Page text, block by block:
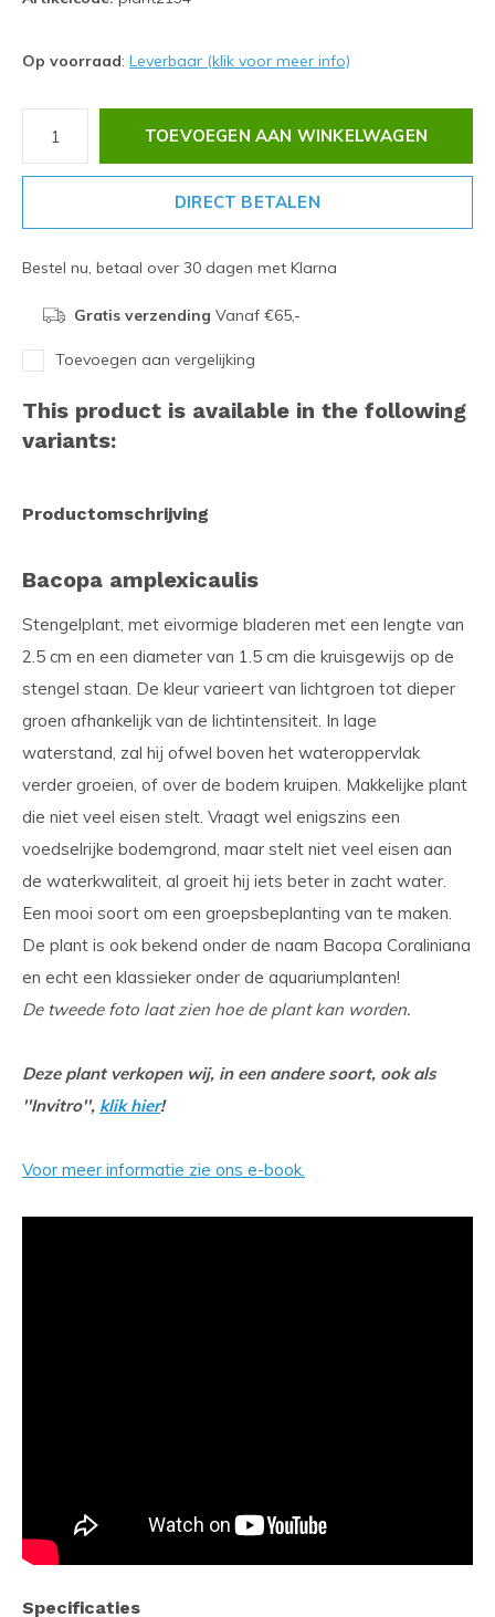
Op voorraad: Leverbaar (klik voor meer info)
TOEVOEGEN AAN WINKELWAGEN
DIRECT BETALEN
Bestel nu, betaal over 30 dagen met Klarna
Gratis verzending Vanaf €65,-
Toevoegen aan vergelijking
This product is available in the following
variants:
Productomschrijving
Bacopa amplexicaulis
Stengelplant, met eivormige bladeren met een lengte van
2.5 cm en een diameter van 1.5 cm die kruisgewijs op de
stengel staan. De kleur varieert van lichtgroen tot dieper
groen afhankelijk van de lichtintensiteit. In lage
waterstand, zal hij ofwel boven het wateroppervlak
verder groeien, of over de bodem kruipen. Makkelijke plant
die niet veel eisen stelt. Vraagt wel enigszins een
voedselrijke bodemgrond, maar stelt niet veel eisen aan
de waterkwaliteit, al groeit hij iets beter in zacht water.
Een mooi soort om een groepsbeplanting van te maken.
De plant is ook bekend onder de naam Bacopa Coraliniana
en echt een klassieker onder de aquariumplanten!
De tweede foto laat zien hoe de plant kan worden.
Deze plant verkopen wij, in een andere soort, ook als
''Invitro'', klik hier!
Voor meer informatie zie ons e-book.
Specificaties